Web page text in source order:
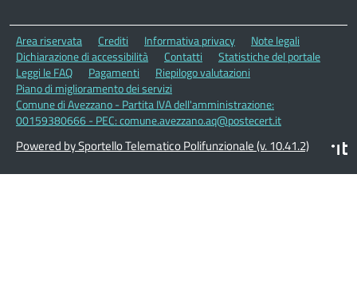
Area riservata Crediti Informativa privacy
Note legali
Dichiarazione di accessibilità
Contatti
Statistiche del portale
Leggi le FAQ
Pagamenti
Riepilogo valutazioni
Piano di miglioramento dei servizi
Comune di Avezzano - Partita IVA dell'amministrazione:
00159380666 - PEC: comune.avezzano.aq@postecert.it
Powered by Sportello Telematico Polifunzionale (v. 10.41.2)